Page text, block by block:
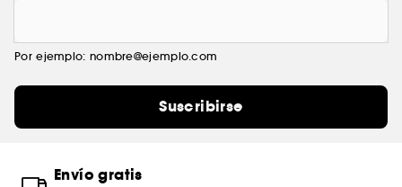
Por ejemplo: nombre@ejemplo.com
Suscribirse
Envío gratis